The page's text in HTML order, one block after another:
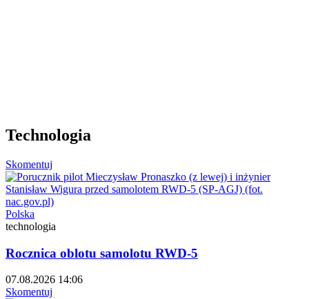
Technologia
Skomentuj
Polska
technologia
Rocznica oblotu samolotu RWD-5
07.08.2026 14:06
Skomentuj